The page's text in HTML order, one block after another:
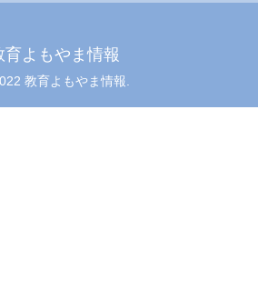
育よもやま情報
教育よもやま情報.